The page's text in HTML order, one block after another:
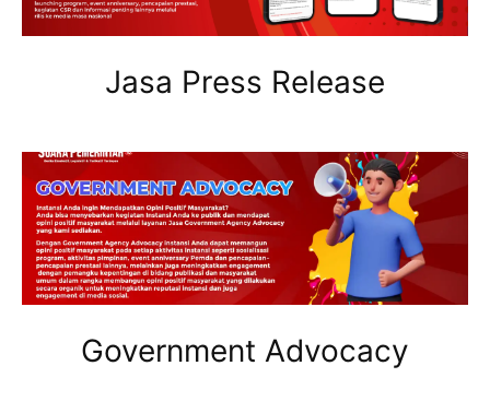
Jasa Press Release
Government Advocacy